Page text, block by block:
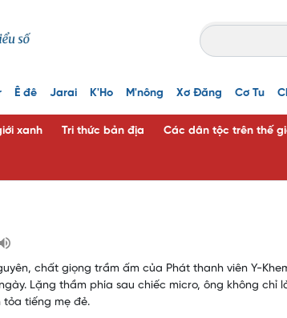
Ê đê Jarai K'Ho M'nông Xơ Đăng Cơ Tu
xanh Tri thức bản địa Các dân tộc trên thế
chất giọng trầm ấm của Phát thanh viên Y-
Lặng thầm phía sau chiếc micro, ông không chỉ
tỏa tiếng mẹ đẻ.